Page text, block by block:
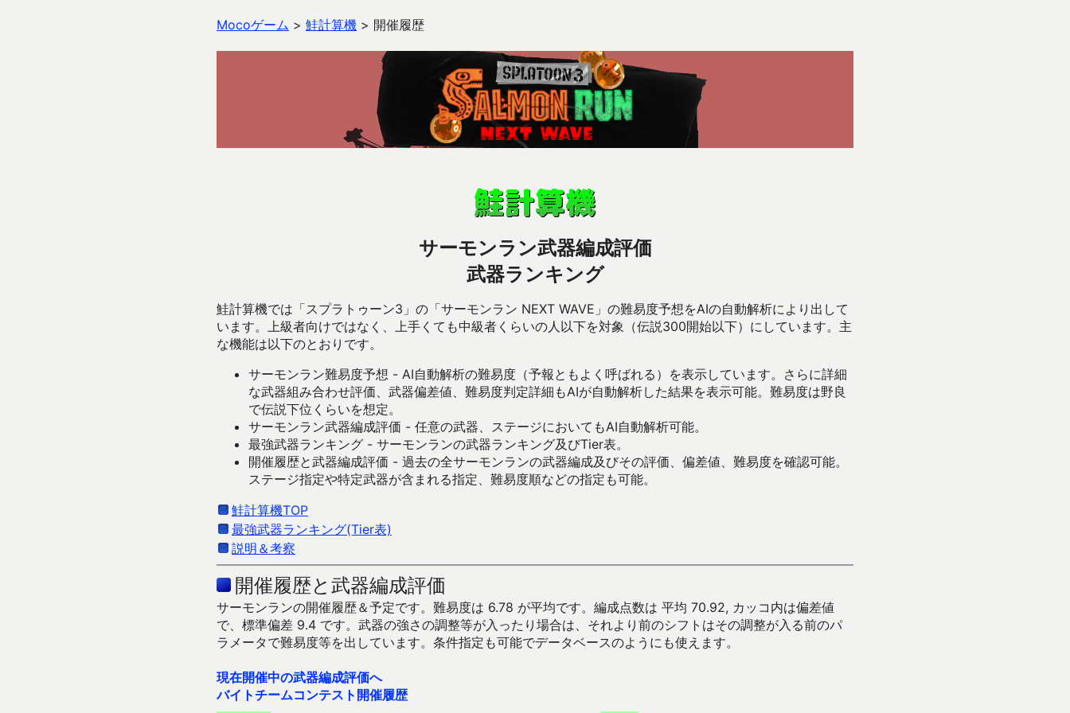
Mocoゲーム > 鮭計算機 > 開催履歴
サーモンラン武器編成評価
武器ランキング
鮭計算機では「スプラトゥーン3」の「サーモンラン NEXT WAVE」の難易度予想をAIの自動解析により出して
います。上級者向けではなく、上手くても中級者くらいの人以下を対象（伝説300開始以下）にしています。主
な機能は以下のとおりです。
サーモンラン難易度予想 - AI自動解析の難易度（予報ともよく呼ばれる）を表示しています。さらに詳細
な武器組み合わせ評価、武器偏差値、難易度判定詳細もAIが自動解析した結果を表示可能。難易度は野良
で伝説下位くらいを想定。
サーモンラン武器編成評価 - 任意の武器、ステージにおいてもAI自動解析可能。
最強武器ランキング - サーモンランの武器ランキング及びTier表。
開催履歴と武器編成評価 - 過去の全サーモンランの武器編成及びその評価、偏差値、難易度を確認可能。
ステージ指定や特定武器が含まれる指定、難易度順などの指定も可能。
鮭計算機TOP
最強武器ランキング(Tier表)
説明＆考察
開催履歴と武器編成評価
サーモンランの開催履歴＆予定です。難易度は 6.78 が平均です。編成点数は 平均 70.92, カッコ内は偏差値
で、標準偏差 9.4 です。武器の強さの調整等が入ったり場合は、それより前のシフトはその調整が入る前のパ
ラメータで難易度等を出しています。条件指定も可能でデータベースのようにも使えます。
現在開催中の武器編成評価へ
バイトチームコンテスト開催履歴